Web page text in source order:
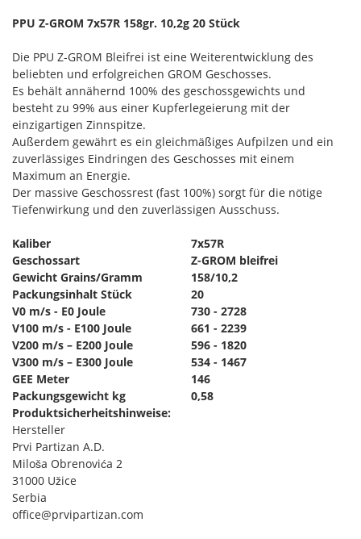
PPU Z-GROM 7x57R 158gr. 10,2g 20 Stück
Die PPU Z-GROM Bleifrei ist eine Weiterentwicklung des
beliebten und erfolgreichen GROM Geschosses.
Es behält annähernd 100% des geschossgewichts und
besteht zu 99% aus einer Kupferlegeierung mit der
einzigartigen Zinnspitze.
Außerdem gewährt es ein gleichmäßiges Aufpilzen und ein
zuverlässiges Eindringen des Geschosses mit einem
Maximum an Energie.
Der massive Geschossrest (fast 100%) sorgt für die nötige
Tiefenwirkung und den zuverlässigen Ausschuss.
Kaliber
7x57R
Geschossart
Z-GROM bleifrei
Gewicht Grains/Gramm
158/10,2
Packungsinhalt Stück
20
V0 m/s - E0 Joule
730 - 2728
V100 m/s - E100 Joule
661 - 2239
V200 m/s – E200 Joule
596 - 1820
V300 m/s – E300 Joule
534 - 1467
GEE Meter
146
Packungsgewicht kg
0,58
Produktsicherheitshinweise:
Hersteller
Prvi Partizan A.D.
Miloša Obrenovića 2
31000 Užice
Serbia
office@prvipartizan.com